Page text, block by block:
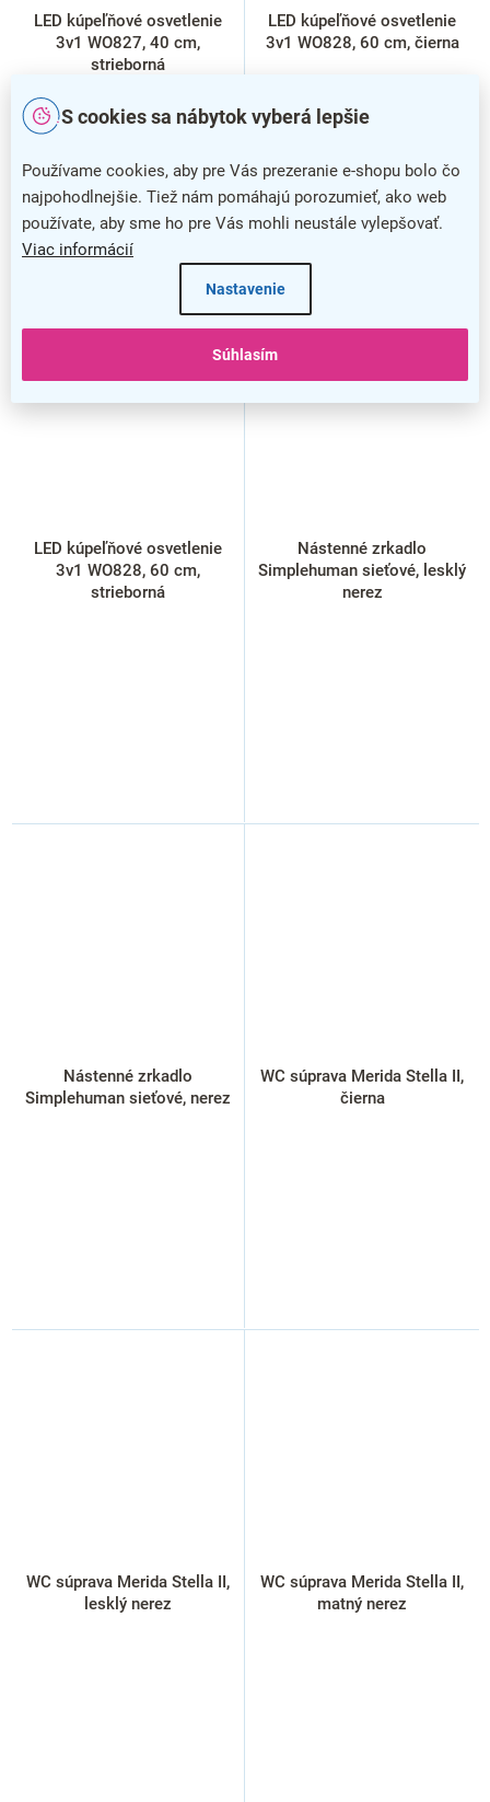
S cookies sa nábytok vyberá lepšie
Používame cookies, aby pre Vás prezeranie e-shopu bolo čo
najpohodlnejšie. Tiež nám pomáhajú porozumieť, ako web
používate, aby sme ho pre Vás mohli neustále vylepšovať.
Viac informácií
Nastavenie
Súhlasím
LED kúpeľňové osvetlenie
3v1 WO827, 40 cm,
strieborná
LED kúpeľňové osvetlenie
3v1 WO828, 60 cm, čierna
LED kúpeľňové osvetlenie
3v1 WO828, 60 cm,
strieborná
Nástenné zrkadlo
Simplehuman sieťové, lesklý
nerez
Nástenné zrkadlo
Simplehuman sieťové, nerez
WC súprava Merida Stella II,
čierna
WC súprava Merida Stella II,
lesklý nerez
WC súprava Merida Stella II,
matný nerez